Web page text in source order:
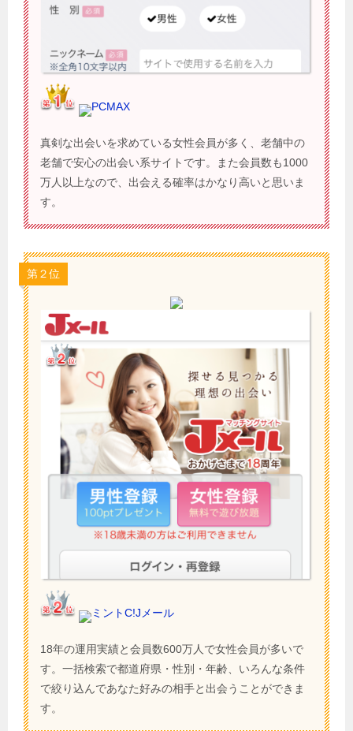
PCMAX
真剣な出会いを求めている女性会員が多く、老舗中の
老舗で安心の出会い系サイトです。また会員数も1000
万人以上なので、出会える確率はかなり高いと思いま
す。
第２位
ミントC!Jメール
18年の運用実績と会員数600万人で女性会員が多いで
す。一括検索で都道府県・性別・年齢、いろんな条件
で絞り込んであなた好みの相手と出会うことができま
す。